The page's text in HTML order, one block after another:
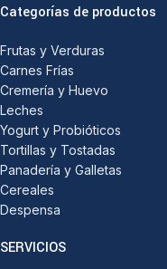
Categorías de productos
Frutas y Verduras
Carnes Frías
Cremería y Huevo
Leches
Yogurt y Probióticos
Tortillas y Tostadas
Panadería y Galletas
Cereales
Despensa
SERVICIOS